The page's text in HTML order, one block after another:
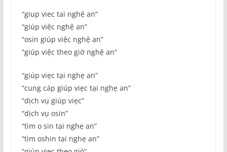
“giup viec tai nghệ an”
“giúp việc nghệ an”
“osin giúp việc nghệ an”
“giúp việc theo giờ nghệ an”
“giúp viẹc tại nghẹ an”
“cung cáp giúp viẹc tại nghẹ an”
“dịch vụ giúp viẹc”
“dịch vụ osin”
“tìm o sin tại nghẹ an”
“tìm oshin tại nghẹ an”